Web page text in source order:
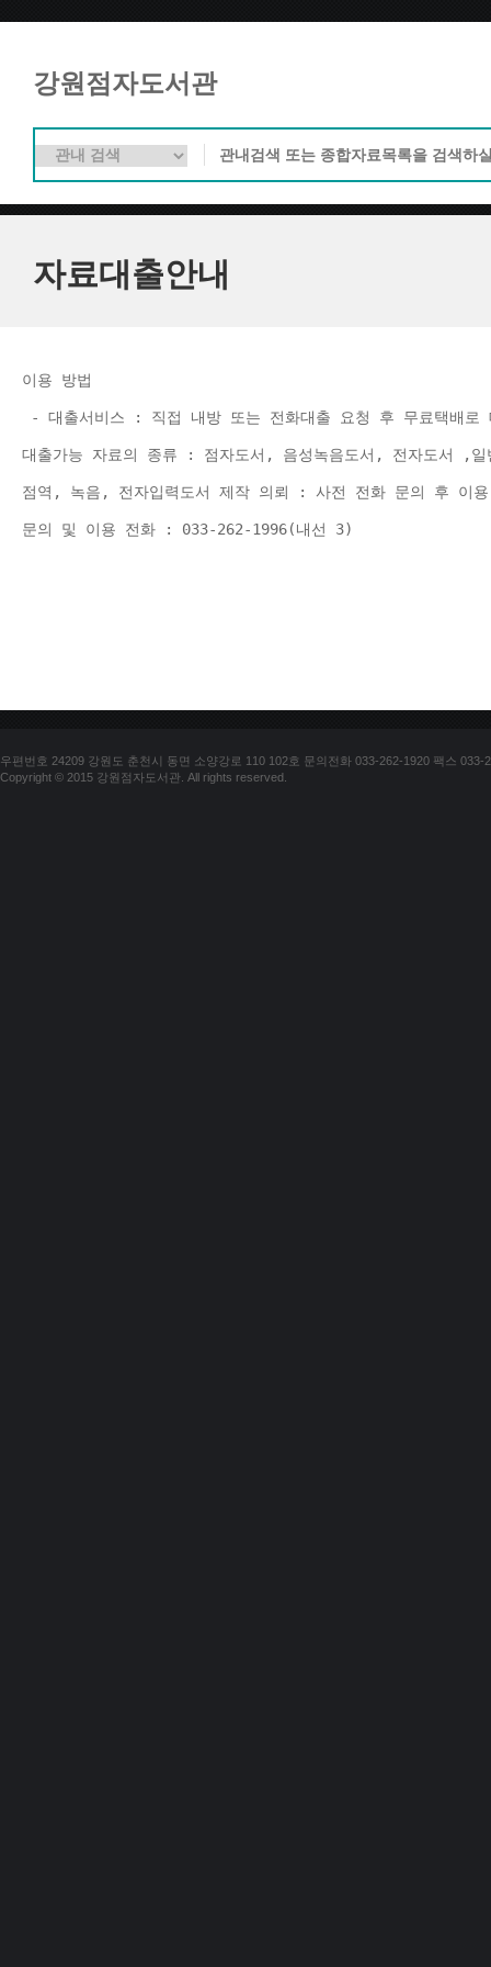
강원점자도서관
자료대출안내
이용 방법
- 대출서비스 : 직접 내방 또는 전화대출 요청 후 무료택배
대출가능 자료의 종류 : 점자도서, 음성녹음도서, 전자도서 ,
점역, 녹음, 전자입력도서 제작 의뢰 : 사전 전화 문의 후 이
문의 및 이용 전화 : 033-262-1996(내선 3)
우편번호 24209 강원도 춘천시 동면 소양강로 110 102호 문의전화 033-262-1920 팩스 033-
Copyright © 2015 강원점자도서관. All rights reserved.